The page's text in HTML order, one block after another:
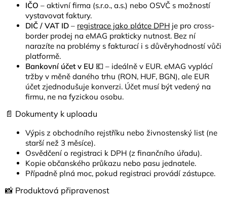
IČO – aktivní firma (s.r.o., a.s.) nebo OSVČ s možností
vystavovat faktury.
DIČ / VAT ID – registrace jako plátce DPH je pro cross-
border prodej na eMAG prakticky nutnost. Bez ní
narazíte na problémy s fakturací i s důvěryhodností vůči
platformě.
Bankovní účet v EU 💶 – ideálně v EUR. eMAG vyplácí
tržby v měně daného trhu (RON, HUF, BGN), ale EUR
účet zjednodušuje konverzi. Účet musí být vedený na
firmu, ne na fyzickou osobu.
📄 Dokumenty k uploadu
Výpis z obchodního rejstříku nebo živnostenský list (ne
starší než 3 měsíce).
Osvědčení o registraci k DPH (z finančního úřadu).
Kopie občanského průkazu nebo pasu jednatele.
Případně plná moc, pokud registraci provádí zástupce.
📸 Produktová připravenost